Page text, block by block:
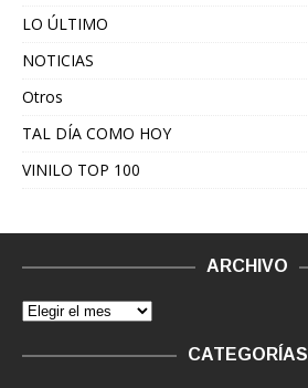
LO ÚLTIMO
NOTICIAS
Otros
TAL DÍA COMO HOY
VINILO TOP 100
ARCHIVO
CATEGORÍAS